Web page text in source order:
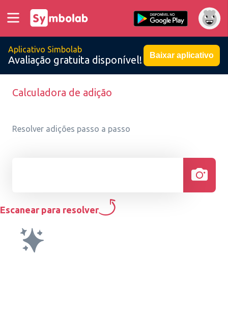
Aplicativo Simbolab
Avaliação gratuita disponível! Baixar aplicativo
Calculadora de adição
Resolver adições passo a passo
Escanear para resolver